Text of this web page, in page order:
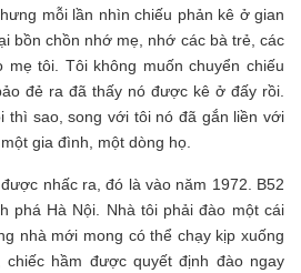
mỗi lần nhìn chiếu phản kê ở gian
bồn chồn nhớ mẹ, nhớ các bà trẻ, các
tôi. Tôi không muốn chuyển chiếu
đẻ ra đã thấy nó được kê ở đấy rồi.
thì sao, song với tôi nó đã gắn liền với
gia đình, một dòng họ.
nhấc ra, đó là vào năm 1972. B52
phá Hà Nội. Nhà tôi phải đào một cái
nhà mới mong có thể chạy kịp xuống
hầm được quyết định đào ngay